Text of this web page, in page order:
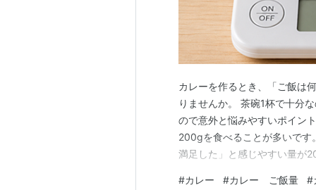
カレーを作るとき、「ご飯は
りませんか。 茶碗1杯で十分
ので意外と悩みやすいポイン
200gを食べることが多いです
満足した」と感じやすい量が
#カレー #カレー ご飯量 #